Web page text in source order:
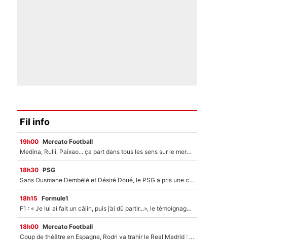
Fil info
19h00 Mercato Football
Medina, Rulli, Paixao... ça part dans tous les sens sur le mercato de l'OM : Frank McCourt va enfin récupérer l'argent qu'il attend ?
18h30 PSG
Sans Ousmane Dembélé et Désiré Doué, le PSG a pris une correction face à Majorque : Luis Enrique attend avec impatience des renforts !
18h15 Formule1
F1 : « Je lui ai fait un câlin, puis j’ai dû partir...», le témoignage émouvant de Max Verstappen sur sa fille
18h00 Mercato Football
Coup de théâtre en Espagne, Rodri va trahir le Real Madrid : Le Ballon d'Or a choisi de signer au FC Barcelone !